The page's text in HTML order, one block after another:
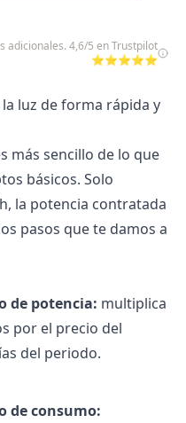
adicionales. 4,6/5 en Trustpilot
⭐⭐⭐⭐⭐
luz de forma rápida y
más sencillo de lo que
básicos. Solo
la potencia contratada
pasos que te damos a
de potencia: multiplica
por el precio del
del periodo.
de consumo: